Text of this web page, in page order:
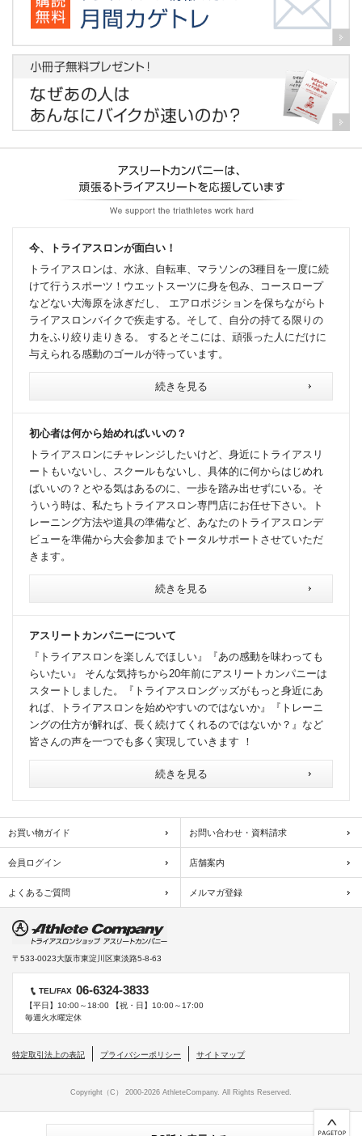
今、トライアスロンが面白い！
トライアスロンは、水泳、自転車、マラソンの3種目を一度に続
けて行うスポーツ！ウエットスーツに身を包み、コースロープ
などない大海原を泳ぎだし、 エアロポジションを保ちながらト
ライアスロンバイクで疾走する。そして、自分の持てる限りの
力をふり絞り走りきる。 するとそこには、頑張った人にだけに
与えられる感動のゴールが待っています。
続きを見る
初心者は何から始めればいいの？
トライアスロンにチャレンジしたいけど、身近にトライアスリ
ートもいないし、スクールもないし、具体的に何からはじめれ
ばいいの？とやる気はあるのに、一歩を踏み出せずにいる。そ
ういう時は、私たちトライアスロン専門店にお任せ下さい。ト
レーニング方法や道具の準備など、あなたのトライアスロンデ
ビューを準備から大会参加までトータルサポートさせていただ
きます。
続きを見る
アスリートカンパニーについて
『トライアスロンを楽しんでほしい』『あの感動を味わっても
らいたい』 そんな気持ちから20年前にアスリートカンパニーは
スタートしました。『トライアスロングッズがもっと身近にあ
れば、トライアスロンを始めやすいのではないか』『トレーニ
ングの仕方が解れば、長く続けてくれるのではないか？』など
皆さんの声を一つでも多く実現していきます ！
続きを見る
お買い物ガイド お問い合わせ・資料請求
会員ログイン 店舗案内
よくあるご質問 メルマガ登録
〒533-0023大阪市東淀川区東淡路5-8-63
TEL/FAX 06-6324-3833
【平日】10:00～18:00 【祝・日】10:00～17:00
毎週火水曜定休
特定取引法上の表記 プライバシーポリシー サイトマップ
Copyright（C） 2000-2026 AthleteCompany. All Rights Reserved.